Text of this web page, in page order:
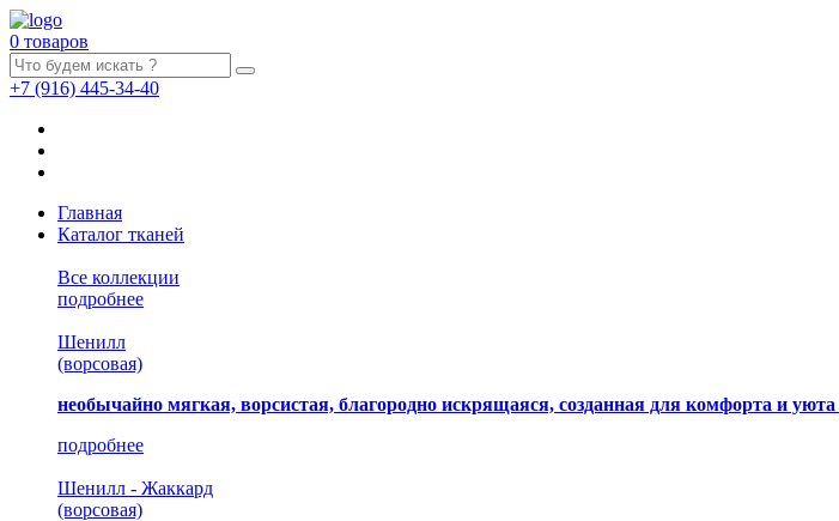
0 товаров
+7 (916) 445-34-40
Главная
Каталог тканей
Все коллекции
подробнее
Шенилл
(ворсовая)
необычайно мягкая, ворсистая, благородно искрящаяся, созданная для комфорта и уюта
подробнее
Шенилл - Жаккард
(ворсовая)